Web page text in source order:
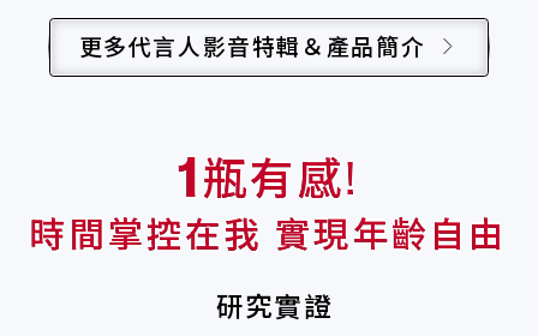
更多代言人影音特輯＆產品簡介
1瓶有感!
時間掌控在我 實現年齡自由
研究實證